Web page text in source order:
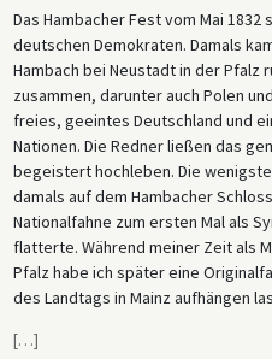
Das Hambacher Fest vom Mai
deutschen Demokraten. Damals
Hambach bei Neustadt in der Pfalz
zusammen, darunter auch Polen
freies, geeintes Deutschland und
Nationen. Die Redner ließen das
begeistert hochleben. Die
damals auf dem Hambacher
Nationalfahne zum ersten Mal als
flatterte. Während meiner Zeit als
Pfalz habe ich später eine
des Landtags in Mainz aufhängen
[…]